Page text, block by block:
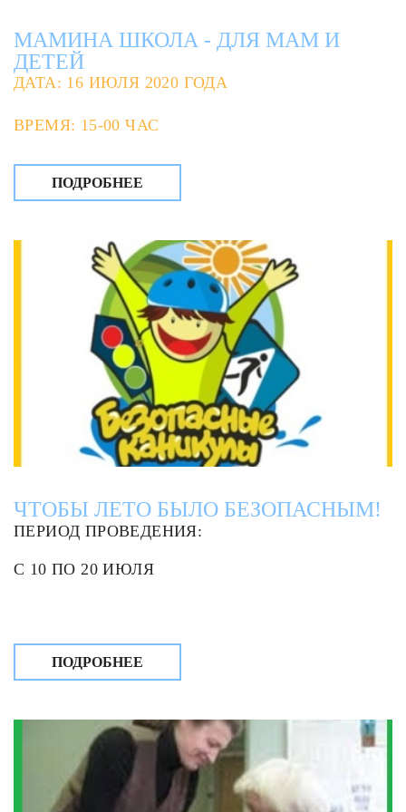
МАМИНА ШКОЛА - ДЛЯ МАМ И
ДЕТЕЙ
ДАТА: 16 ИЮЛЯ 2020 ГОДА
ВРЕМЯ: 15-00 ЧАС
ПОДРОБНЕЕ
ЧТОБЫ ЛЕТО БЫЛО БЕЗОПАСНЫМ!
ПЕРИОД ПРОВЕДЕНИЯ:
С 10 ПО 20 ИЮЛЯ
ПОДРОБНЕЕ